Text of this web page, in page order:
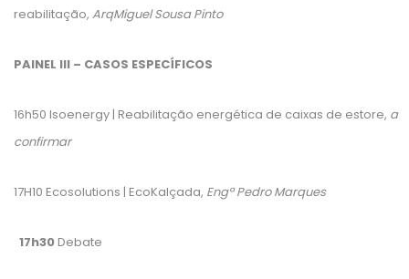
reabilitação, ArqMiguel Sousa Pinto
PAINEL III – CASOS ESPECÍFICOS
16h50 Isoenergy | Reabilitação energética de caixas de estore, a
confirmar
17H10 Ecosolutions | EcoKalçada, Engª Pedro Marques
17h30 Debate